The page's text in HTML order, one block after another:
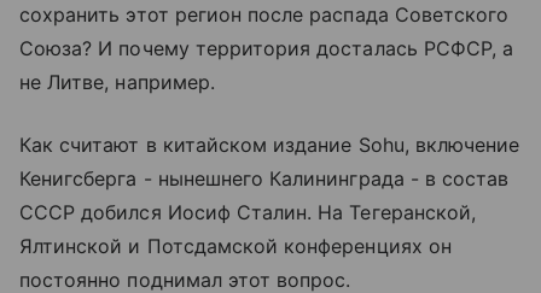
сохранить этот регион после распада Советского
Союза? И почему территория досталась РСФСР, а
не Литве, например.
Как считают в китайском издание Sohu, включение
Кенигсберга - нынешнего Калининграда - в состав
СССР добился Иосиф Сталин. На Тегеранской,
Ялтинской и Потсдамской конференциях он
постоянно поднимал этот вопрос.